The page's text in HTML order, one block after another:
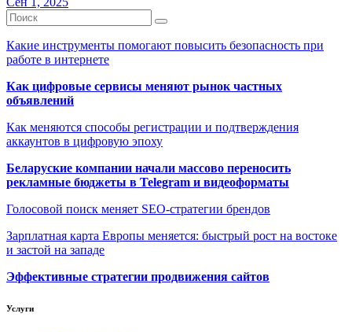
Какие инструменты помогают повысить безопасность при
работе в интернете
Как цифровые сервисы меняют рынок частных
объявлений
Как меняются способы регистрации и подтверждения
аккаунтов в цифровую эпоху
Беларуские компании начали массово переносить
рекламные бюджеты в Telegram и видеоформаты
Голосовой поиск меняет SEO-стратегии брендов
Зарплатная карта Европы меняется: быстрый рост на востоке
и застой на западе
Эффективные стратегии продвижения сайтов
Услуги